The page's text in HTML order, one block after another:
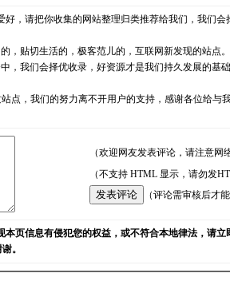
，请把你收集的网站整理归类推荐给我们，我们会
，贴切生活的，极客范儿的，互联网新发现的站点。
，我们会择优收录，好资源才是我们持久发展的基础
点，我们的努力离不开用户的支持，感谢各位给与
（欢迎网友发表评论，请注意网
（不支持 HTML 显示，请勿发
（评论需审核后才能
页信息有侵犯您的权益，或不符合本地律法，请
。